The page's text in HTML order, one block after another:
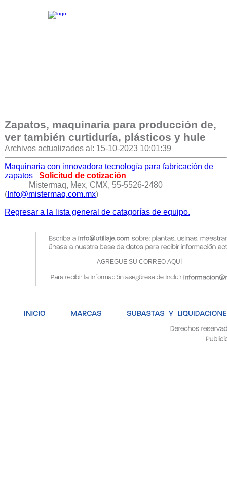
Zapatos, maquinaria para producción de,
ver también curtiduría, plásticos y hule
Archivos actualizados al: 15-10-2023 10:01:39
Maquinaria con innovadora tecnología para fabricación de
zapatos
Solicitud de cotización
Mistermaq, Mex, CMX, 55-5526-2480
(Info@mistermaq.com.mx)
Regresar a la lista general de catagorías de equipo.